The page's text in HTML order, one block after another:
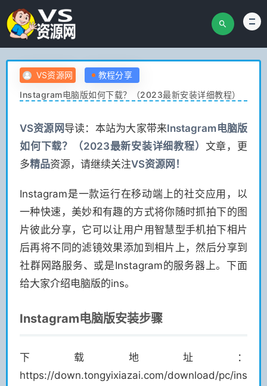
VS资源网
教程分享
Instagram电脑版如何下载？（2023最新安装详细教程）
VS资源网 导读：本站为大家带来Instagram电脑版
如何下载？（2023最新安装详细教程） 文章，更
多精品资源，请继续关注VS资源网！
Instagram是一款运行在移动端上的社交应用，以
一种快速，美妙和有趣的方式将你随时抓拍下的图
片彼此分享，它可以让用户用智慧型手机拍下相片
后再将不同的滤镜效果添加到相片上，然后分享到
社群网路服务、或是Instagram的服务器上。下面
给大家介绍电脑版的ins。
Instagram电脑版安装步骤
下载地址：
https://down.tongyixiazai.com/download/pc/ins